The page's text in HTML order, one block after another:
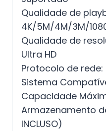
Qualidade de
4K/5M/4M/3M/
Qualidade de
Ultra HD
Protocolo de rede:
Sistema
Capacidade
Armazenamento
INCLUSO)